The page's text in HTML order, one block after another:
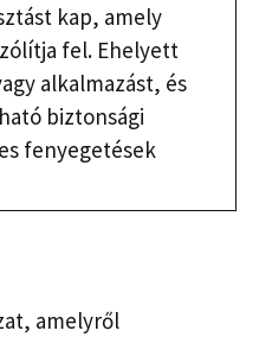
kap, amely
fel. Ehelyett
alkalmazást, és
biztonsági
fenyegetések
amelyről